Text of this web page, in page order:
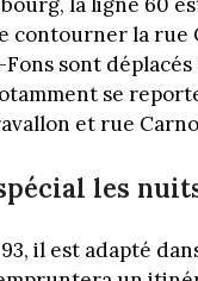
la ligne 60
contourner la
sont
se
et rue
les
il est adapté